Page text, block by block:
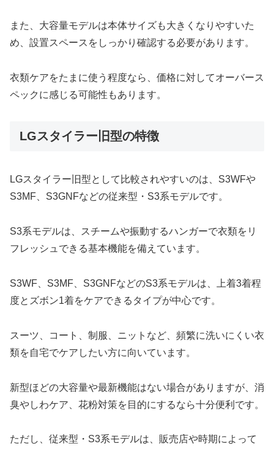
また、大容量モデルは本体サイズも大きくなりやすいた
め、設置スペースをしっかり確認する必要があります。
衣類ケアをたまに使う程度なら、価格に対してオーバース
ペックに感じる可能性もあります。
LGスタイラー旧型の特徴
LGスタイラー旧型として比較されやすいのは、S3WFや
S3MF、S3GNFなどの従来型・S3系モデルです。
S3系モデルは、スチームや振動するハンガーで衣類をリ
フレッシュできる基本機能を備えています。
S3WF、S3MF、S3GNFなどのS3系モデルは、上着3着程
度とズボン1着をケアできるタイプが中心です。
スーツ、コート、制服、ニットなど、頻繁に洗いにくい衣
類を自宅でケアしたい方に向いています。
新型ほどの大容量や最新機能はない場合がありますが、消
臭やしわケア、花粉対策を目的にするなら十分便利です。
ただし、従来型・S3系モデルは、販売店や時期によって